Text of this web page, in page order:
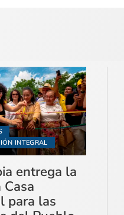
INTEGRAL
entrega la
para las